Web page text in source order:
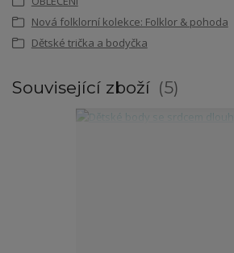
Nová folklorní kolekce: Folklor & pohoda
Dětské trička a bodyčka
Související zboží 5